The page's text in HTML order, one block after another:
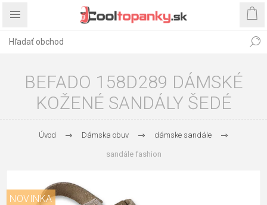
BEFADO 158D289 DÁMSKÉ
KOŽENÉ SANDÁLY ŠEDÉ
Úvod Dámska obuv dámske sandále
sandále fashion
NOVINKA